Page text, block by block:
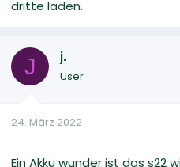
dritte laden.
J j.
User
24. März 2022
Ein Akku wunder ist das s22